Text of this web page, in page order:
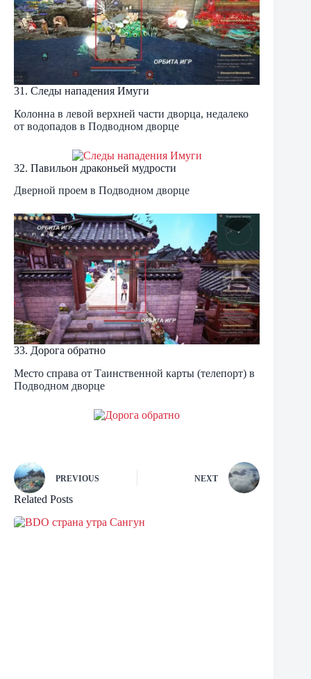
31. Следы нападения Имуги
Колонна в левой верхней части дворца, недалеко
от водопадов в Подводном дворце
32. Павильон драконьей мудрости
Дверной проем в Подводном дворце
33. Дорога обратно
Место справа от Таинственной карты (телепорт) в
Подводном дворце
PREVIOUS NEXT
Related Posts